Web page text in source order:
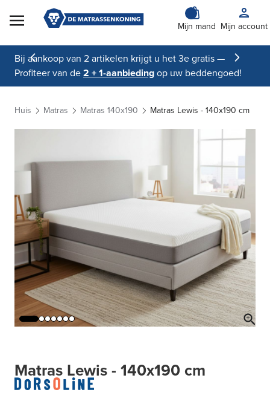
Skip to Content
Mijn mand Mijn account
Bij aankoop van 2 artikelen krijgt u het 3e gratis —
Profiteer van de2 + 1-aanbiedingop uw beddengoed!
Huis Matras Matras 140x190 Matras Lewis - 140x190 cm
Matras Lewis - 140x190 cm